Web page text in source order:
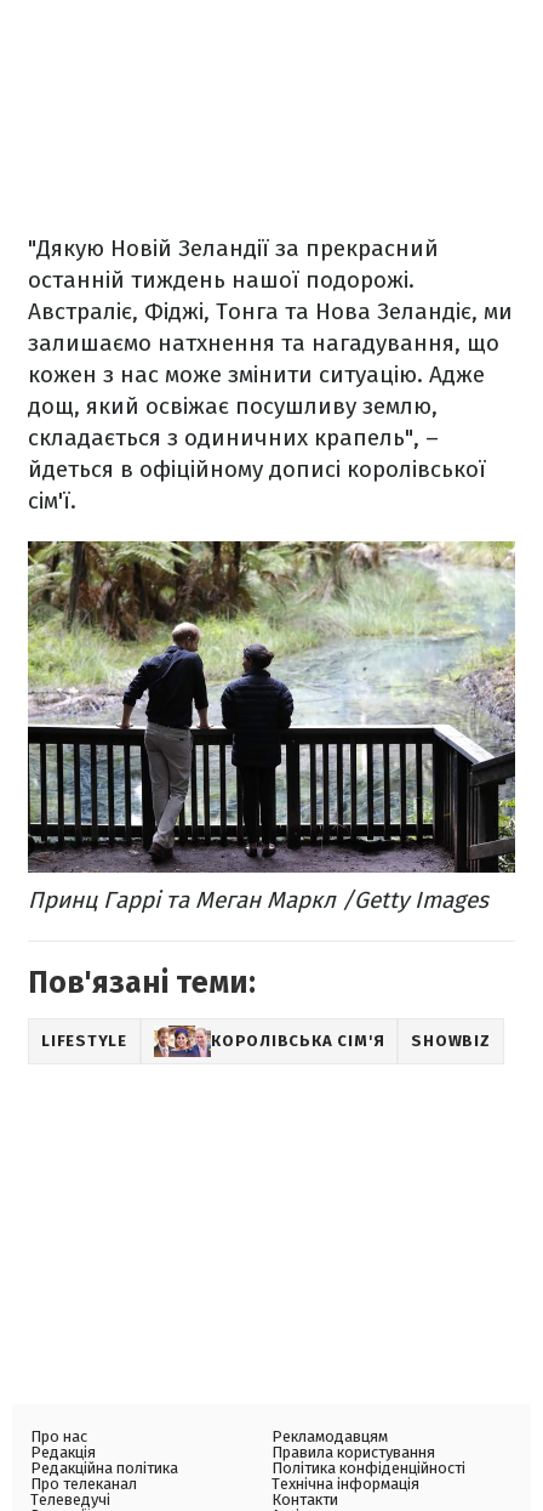
"Дякую Новій Зеландії за прекрасний
останній тиждень нашої подорожі.
Австраліє, Фіджі, Тонга та Нова Зеландіє, ми
залишаємо натхнення та нагадування, що
кожен з нас може змінити ситуацію. Адже
дощ, який освіжає посушливу землю,
складається з одиничних крапель", –
йдеться в офіційному дописі королівської
сім'ї.
Принц Гаррі та Меган Маркл /Getty Images
Пов'язані теми:
LIFESTYLE КОРОЛІВСЬКА СІМ'Я SHOWBIZ
Про нас
Редакція
Редакційна політика
Про телеканал
Телеведучі
Рекламодавцям
Правила користування
Політика конфіденційності
Технічна інформація
Контакти